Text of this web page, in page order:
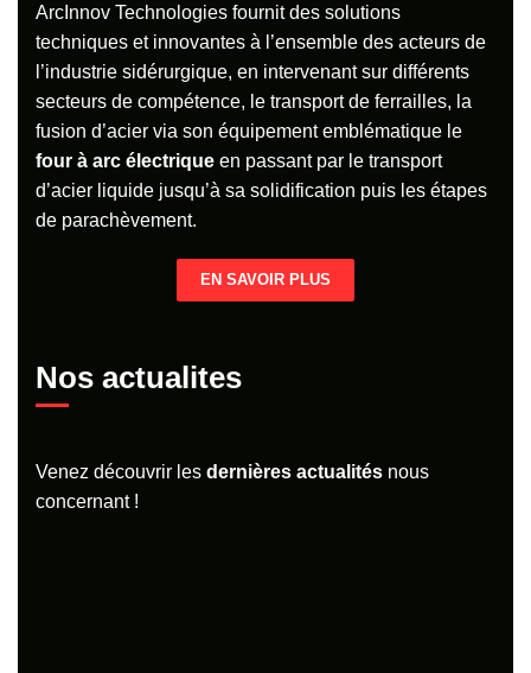
ArcInnov Technologies fournit des solutions
techniques et innovantes à l’ensemble des acteurs de
l’industrie sidérurgique, en intervenant sur différents
secteurs de compétence, le transport de ferrailles, la
fusion d’acier via son équipement emblématique le
four à arc électrique en passant par le transport
d’acier liquide jusqu’à sa solidification puis les étapes
de parachèvement.
EN SAVOIR PLUS
Nos actualites
Venez découvrir les dernières actualités nous
concernant !